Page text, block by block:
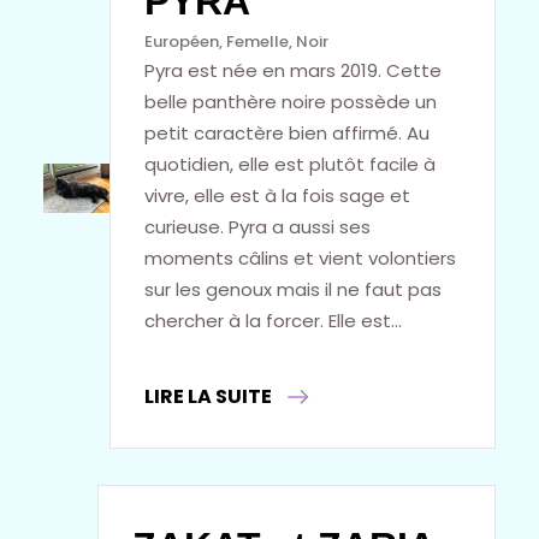
Européen, Femelle, Noir
Pyra est née en mars 2019. Cette
belle panthère noire possède un
petit caractère bien affirmé. Au
quotidien, elle est plutôt facile à
vivre, elle est à la fois sage et
curieuse. Pyra a aussi ses
moments câlins et vient volontiers
sur les genoux mais il ne faut pas
chercher à la forcer. Elle est…
LIRE LA SUITE